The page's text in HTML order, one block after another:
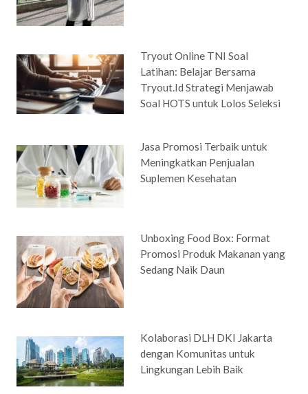
Tryout Online TNI Soal
Latihan: Belajar Bersama
Tryout.Id Strategi Menjawab
Soal HOTS untuk Lolos Seleksi
Jasa Promosi Terbaik untuk
Meningkatkan Penjualan
Suplemen Kesehatan
Unboxing Food Box: Format
Promosi Produk Makanan yang
Sedang Naik Daun
Kolaborasi DLH DKI Jakarta
dengan Komunitas untuk
Lingkungan Lebih Baik